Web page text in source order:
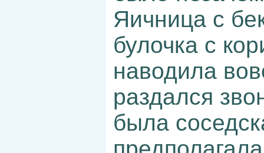
Яичница с
булочка с
наводила
раздался
была